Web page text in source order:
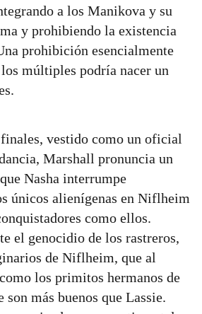
a los Manikova y su
y prohibiendo la existencia
prohibición esencialmente
múltiples podría nacer un
vestido como un oficial
Marshall pronuncia un
Nasha interrumpe
únicos alienígenas en Niflheim
como ellos.
el genocidio de los rastreros,
de Niflheim, que al
los primitos hermanos de
más buenos que Lassie.